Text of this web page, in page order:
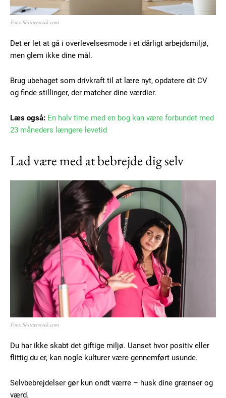
Etiam est nibh, lobortis sit
Ut mollis pellentesque tortor
Nullam eu erat condimentum
Orci varius natoque dolor
MONTHLY PRICING
Foto: Shutterstock.com
Det er let at gå i overlevelsesmode i et dårligt arbejdsmiljø,
men glem ikke dine mål.
Brug ubehaget som drivkraft til at lære nyt, opdatere dit CV
og finde stillinger, der matcher dine værdier.
Læs også: En halv time med en bog kan være forbundet med
23 måneders længere levetid
Lad være med at bebrejde dig selv
Foto: Shutterstock.com
Du har ikke skabt det giftige miljø. Uanset hvor positiv eller
flittig du er, kan nogle kulturer være gennemført usunde.
Selvbebrejdelser gør kun ondt værre – husk dine grænser og
værd.